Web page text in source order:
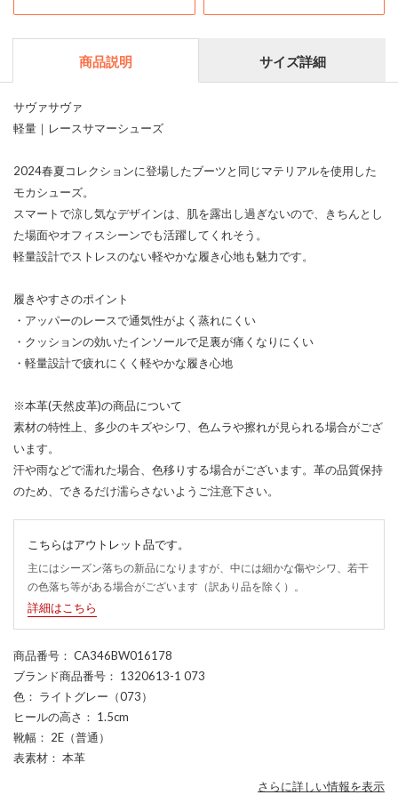
商品説明 サイズ詳細
サヴァサヴァ
軽量｜レースサマーシューズ
2024春夏コレクションに登場したブーツと同じマテリアルを使用した
モカシューズ。
スマートで涼し気なデザインは、肌を露出し過ぎないので、きちんとし
た場面やオフィスシーンでも活躍してくれそう。
軽量設計でストレスのない軽やかな履き心地も魅力です。
履きやすさのポイント
・アッパーのレースで通気性がよく蒸れにくい
・クッションの効いたインソールで足裏が痛くなりにくい
・軽量設計で疲れにくく軽やかな履き心地
※本革(天然皮革)の商品について
素材の特性上、多少のキズやシワ、色ムラや擦れが見られる場合がござ
います。
汗や雨などで濡れた場合、色移りする場合がございます。革の品質保持
のため、できるだけ濡らさないようご注意下さい。
こちらはアウトレット品です。
主にはシーズン落ちの新品になりますが、中には細かな傷やシワ、若干
の色落ち等がある場合がございます（訳あり品を除く）。
詳細はこちら
商品番号 ： CA346BW016178
ブランド商品番号 ： 1320613-1 073
色 ： ライトグレー（073）
ヒールの高さ ： 1.5cm
靴幅 ： 2E（普通）
表素材 ： 本革
さらに詳しい情報を表示